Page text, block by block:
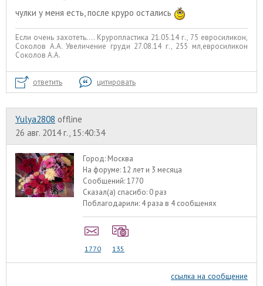
чулки у меня есть, после круро остались
Если очень захотеть.... Круропластика 21.05.14 г., 75 евросиликон,
Соколов А.А. Увеличение груди 27.08.14 г., 255 мл,евросиликон
Соколов А.А.
ответить цитировать
Yulya2808 offline
26 авг. 2014 г., 15:40:34
Город: Москва
На форуме:12 лет и 3 месяца
Сообщений:1770
Сказал(а) спасибо: 0 раз
Поблагодарили: 4 раза в 4 сообщенях
1770 135
ссылка на сообщение